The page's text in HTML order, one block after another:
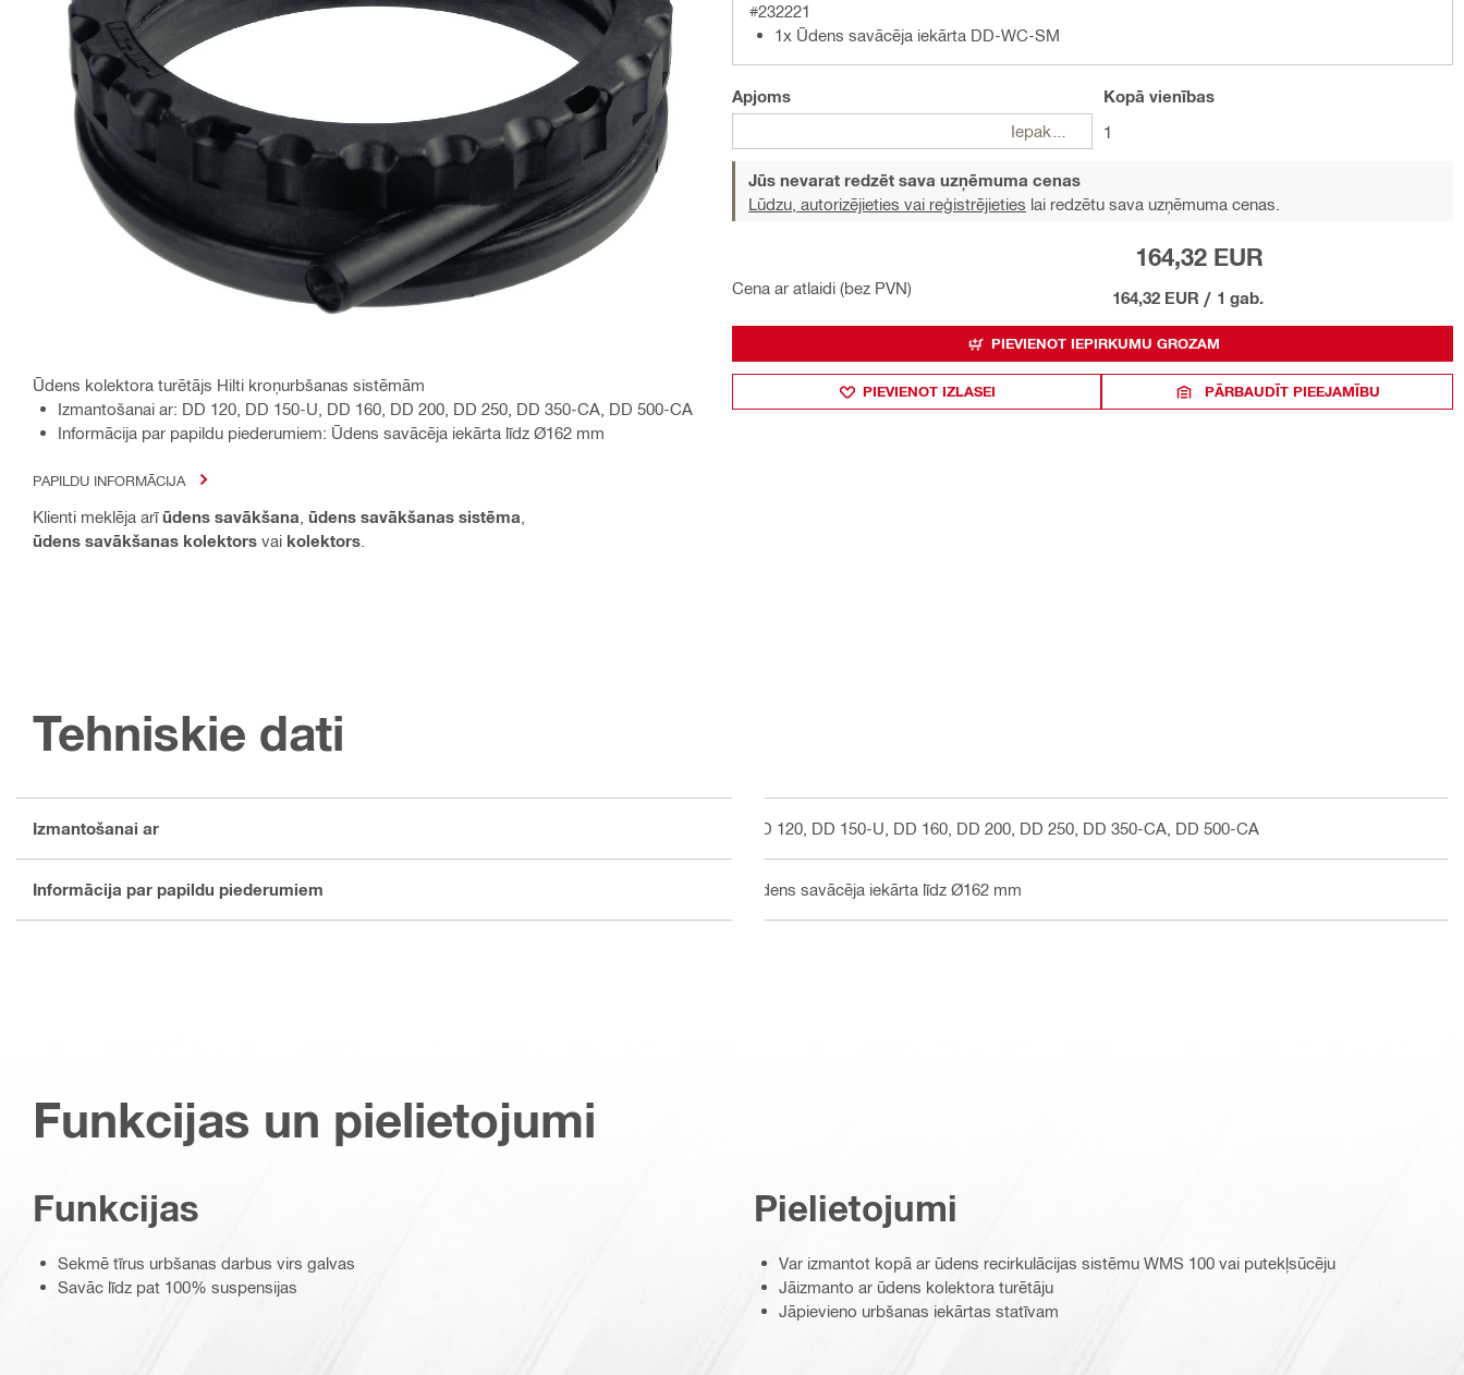
Ūdens kolektora turētājs Hilti kroņurbšanas sistēmām
Izmantošanai ar: DD 120, DD 150-U, DD 160, DD 200, DD 250, DD 350-CA, DD 500-CA
Informācija par papildu piederumiem: Ūdens savācēja iekārta līdz Ø162 mm
PAPILDU INFORMĀCIJA
Klienti meklēja arīūdens savākšana ūdens savākšanas sistēma
ūdens savākšanas kolektors vai kolektors
#232221
1x Ūdens savācēja iekārta DD-WC-SM
Apjoms
Iepakojumi
Kopā vienības
1
Jūs nevarat redzēt sava uzņēmuma cenas
Lūdzu, autorizējieties vai reģistrējieties lai redzētu sava uzņēmuma cenas.
Cena ar atlaidi (bez PVN)
164,32 EUR
164,32 EUR / 1 gab.
PIEVIENOT IEPIRKUMU GROZAM
PIEVIENOT IZLASEI PĀRBAUDĪT PIEEJAMĪBU
Tehniskie dati
Izmantošanai ar DD 120, DD 150-U, DD 160, DD 200, DD 250, DD 350-CA, DD 500-CA
Informācija par papildu piederumiem Ūdens savācēja iekārta līdz Ø162 mm
Funkcijas un pielietojumi
Funkcijas
Sekmē tīrus urbšanas darbus virs galvas
Savāc līdz pat 100% suspensijas
Pielietojumi
Var izmantot kopā ar ūdens recirkulācijas sistēmu WMS 100 vai putekļsūcēju
Jāizmanto ar ūdens kolektora turētāju
Jāpievieno urbšanas iekārtas statīvam